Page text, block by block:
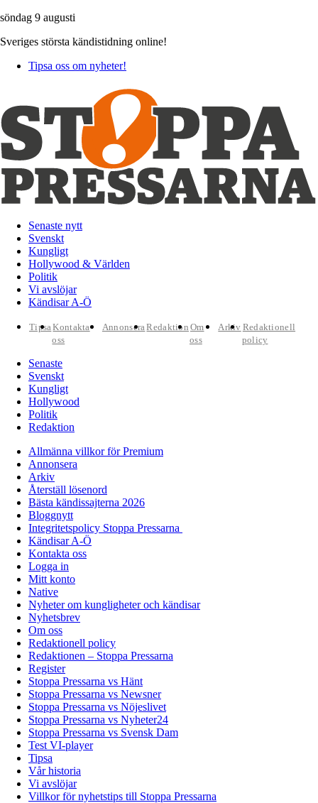
söndag 9 augusti
Sveriges största kändistidning online!
Tipsa oss om nyheter!
Senaste nytt
Svenskt
Kungligt
Hollywood & Världen
Politik
Vi avslöjar
Kändisar A-Ö
TipsaKontakta
oss
AnnonseraRedaktion Om
oss
Arkiv Redaktionell
policy
Senaste
Svenskt
Kungligt
Hollywood
Politik
Redaktion
Allmänna villkor för Premium
Annonsera
Arkiv
Återställ lösenord
Bästa kändissajterna 2026
Bloggnytt
Integritetspolicy Stoppa Pressarna
Kändisar A-Ö
Kontakta oss
Logga in
Mitt konto
Native
Nyheter om kungligheter och kändisar
Nyhetsbrev
Om oss
Redaktionell policy
Redaktionen – Stoppa Pressarna
Register
Stoppa Pressarna vs Hänt
Stoppa Pressarna vs Newsner
Stoppa Pressarna vs Nöjeslivet
Stoppa Pressarna vs Nyheter24
Stoppa Pressarna vs Svensk Dam
Test VI-player
Tipsa
Vår historia
Vi avslöjar
Villkor för nyhetstips till Stoppa Pressarna